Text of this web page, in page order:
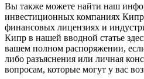
Вы также можете найти наш
инвестиционных компаниях
финансовых лицензиях и
Кипр в нашей вводной статье
вашем полном распоряжении,
либо разъяснения или личная
вопросам, которые могут у вас